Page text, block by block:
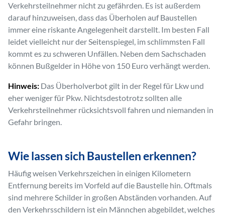
Verkehrsteilnehmer nicht zu gefährden. Es ist außerdem
darauf hinzuweisen, dass das Überholen auf Baustellen
immer eine riskante Angelegenheit darstellt. Im besten Fall
leidet vielleicht nur der Seitenspiegel, im schlimmsten Fall
kommt es zu schweren Unfällen. Neben dem Sachschaden
können Bußgelder in Höhe von 150 Euro verhängt werden.
Hinweis:Das Überholverbot gilt in der Regel für Lkw und
eher weniger für Pkw. Nichtsdestotrotz sollten alle
Verkehrsteilnehmer rücksichtsvoll fahren und niemanden in
Gefahr bringen.
Wie lassen sich Baustellen erkennen?
Häufig weisen Verkehrszeichen in einigen Kilometern
Entfernung bereits im Vorfeld auf die Baustelle hin. Oftmals
sind mehrere Schilder in großen Abständen vorhanden. Auf
den Verkehrsschildern ist ein Männchen abgebildet, welches